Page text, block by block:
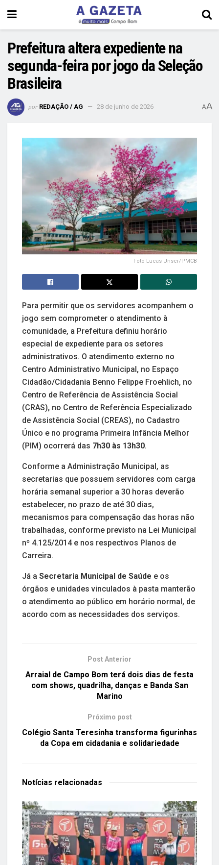
Prefeitura altera expediente na
segunda-feira por jogo da Seleção
Brasileira
por REDAÇÃO / AG 28 de junho de 2026 AA
Foto Lucas Unser/PMCB
Para permitir que os servidores acompanhem o
jogo sem comprometer o atendimento à
comunidade, a Prefeitura definiu horário
especial de expediente para os setores
administrativos. O atendimento externo no
Centro Administrativo Municipal, no Espaço
Cidadão/Cidadania Benno Felippe Froehlich, no
Centro de Referência de Assistência Social
(CRAS), no Centro de Referência Especializado
de Assistência Social (CREAS), no Cadastro
Único e no programa Primeira Infância Melhor
(PIM) ocorrerá das 7h30 às 13h30.
Conforme a Administração Municipal, as
secretarias que possuem servidores com carga
horária semanal superior a 30 horas deverão
estabelecer, no prazo de até 30 dias,
mecanismos para compensação das horas não
trabalhadas, conforme previsto na Lei Municipal
nº 4.125/2014 e nos respectivos Planos de
Carreira.
Já a Secretaria Municipal de Saúde e os
órgãos e unidades vinculados à pasta manterão
o atendimento ao público em horário normal, de
acordo com as necessidades dos serviços.
Post Anterior
Arraial de Campo Bom terá dois dias de festa
com shows, quadrilha, danças e Banda San
Marino
Próximo post
Colégio Santa Teresinha transforma figurinhas
da Copa em cidadania e solidariedade
Notícias relacionadas